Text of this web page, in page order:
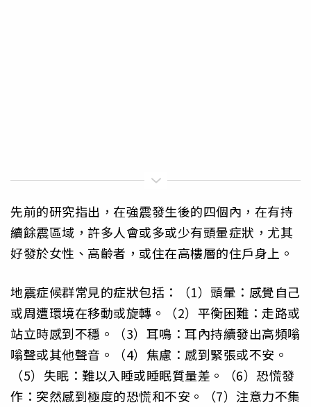
先前的研究指出，在強震發生後的四個內，在有持
續餘震區域，許多人會或多或少有頭暈症狀，尤其
好發於女性、高齡者，或住在高樓層的住戶身上。
地震症候群常見的症狀包括：（1）頭暈：感覺自己
或周遭環境在移動或旋轉。（2）平衡困難：走路或
站立時感到不穩。（3）耳鳴：耳內持續發出高頻嗡
嗡聲或其他聲音。（4）焦慮：感到緊張或不安。
（5）失眠：難以入睡或睡眠質量差。（6）恐慌發
作：突然感到極度的恐慌和不安。（7）注意力不集